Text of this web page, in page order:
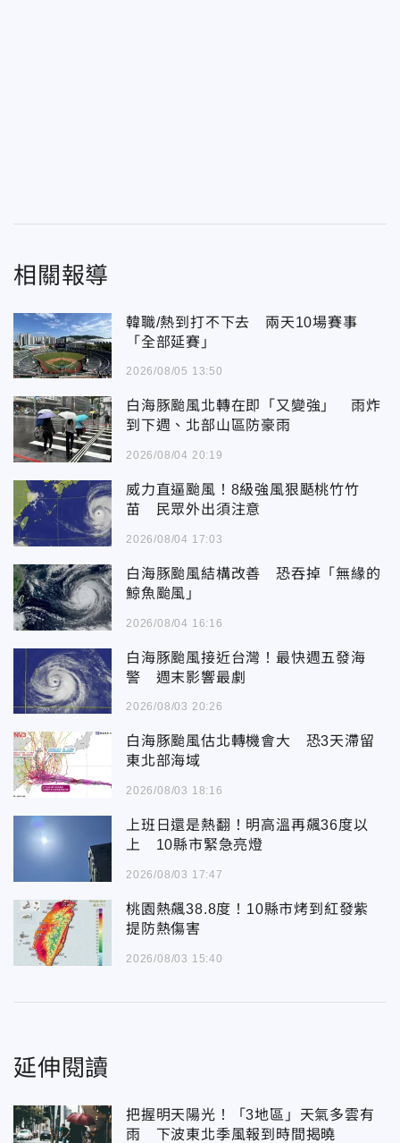
相關報導
韓職/熱到打不下去 兩天10場賽事
「全部延賽」
2026/08/05 13:50
白海豚颱風北轉在即「又變強」 雨炸
到下週、北部山區防豪雨
2026/08/04 20:19
威力直逼颱風！8級強風狠颳桃竹竹
苗 民眾外出須注意
2026/08/04 17:03
白海豚颱風結構改善 恐吞掉「無緣的
鯨魚颱風」
2026/08/04 16:16
白海豚颱風接近台灣！最快週五發海
警 週末影響最劇
2026/08/03 20:26
白海豚颱風估北轉機會大 恐3天滯留
東北部海域
2026/08/03 18:16
上班日還是熱翻！明高溫再飆36度以
上 10縣市緊急亮燈
2026/08/03 17:47
桃園熱飆38.8度！10縣市烤到紅發紫
提防熱傷害
2026/08/03 15:40
延伸閱讀
把握明天陽光！「3地區」天氣多雲有
雨 下波東北季風報到時間揭曉